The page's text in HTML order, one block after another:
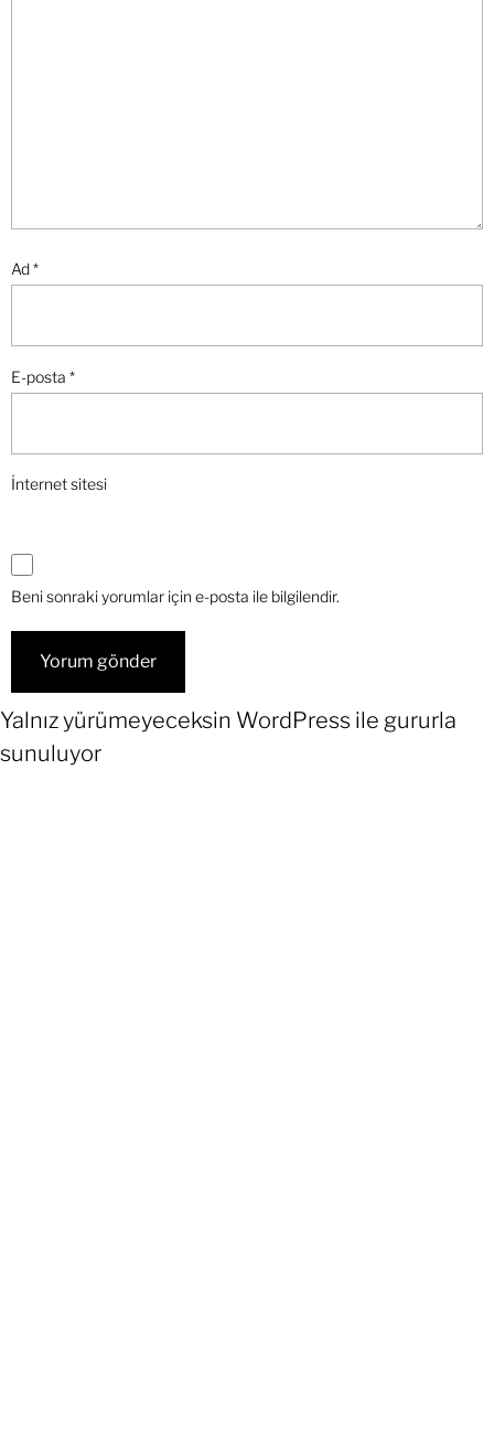
Ad*
E-posta *
İnternet sitesi
Beni sonraki yorumlar için e-posta ile bilgilendir.
Yalnız yürümeyeceksin WordPress ile gururla
sunuluyor